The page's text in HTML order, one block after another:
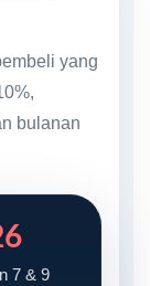
yang
bulanan
7 & 9